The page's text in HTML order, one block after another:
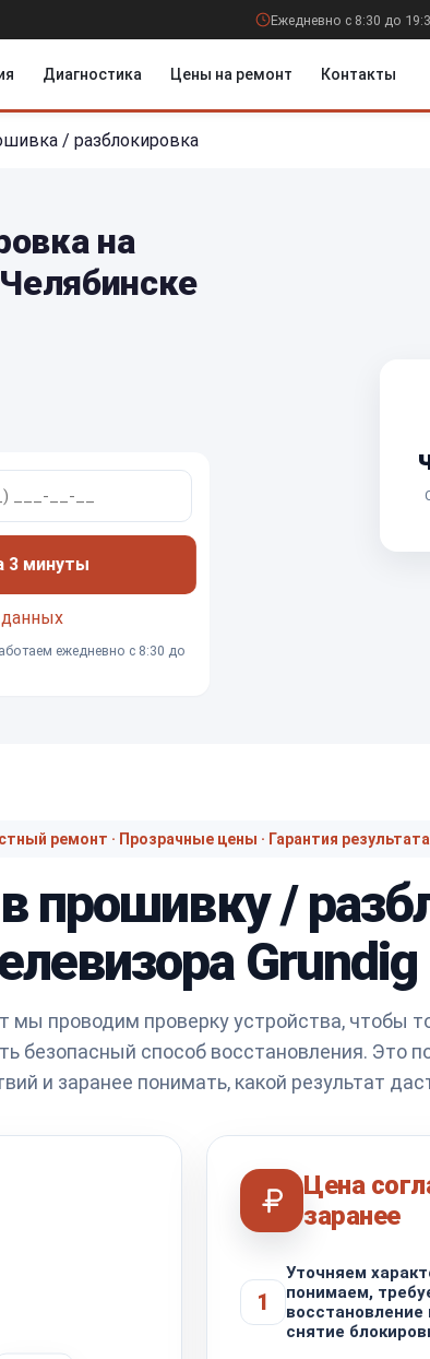
Ежедневно с 8:30 до
Диагностика Цены на ремонт Контакты
/ разблокировка
на
3 минуты
ежедневно с 8:30 до
ремонт · Прозрачные цены · Гарантия результата
прошивку /
Grundig
мы проводим проверку устройства, чтобы
безопасный способ восстановления. Это
и заранее понимать, какой результат
Цена
заранее
1
Уточняем
понимаем,
восстановление
снятие